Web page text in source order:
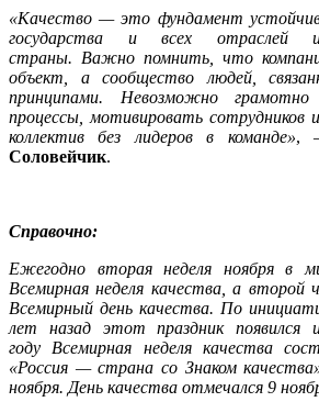
«Качество — это фундамент
государства и всех отраслей
страны. Важно помнить, что
объект, а сообщество людей,
принципами. Невозможно грамотно
процессы, мотивировать сотрудников
коллектив без лидеров в команде»,
Соловейчик.
Справочно:
Ежегодно вторая неделя ноября в
Всемирная неделя качества, а второй
Всемирный день качества. По
лет назад этот праздник
году Всемирная неделя качества
«Россия — страна со Знаком
ноября. День качества отмечался 9